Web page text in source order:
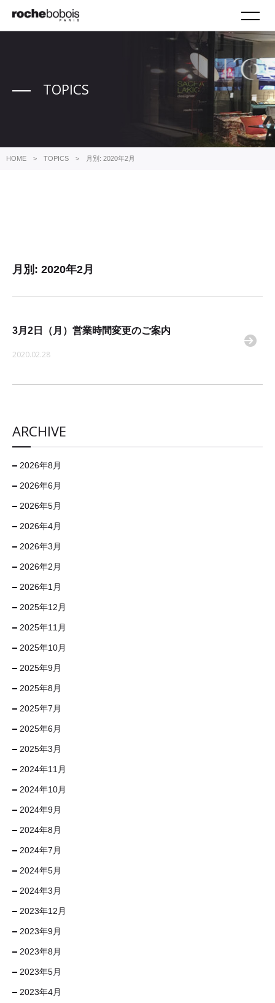
TOPICS
HOME TOPICS 月別: 2020年2月
月別: 2020年2月
3月2日（月）営業時間変更のご案内
2020.02.28
ARCHIVE
2026年8月
2026年6月
2026年5月
2026年4月
2026年3月
2026年2月
2026年1月
2025年12月
2025年11月
2025年10月
2025年9月
2025年8月
2025年7月
2025年6月
2025年3月
2024年11月
2024年10月
2024年9月
2024年8月
2024年7月
2024年5月
2024年3月
2023年12月
2023年9月
2023年8月
2023年5月
2023年4月